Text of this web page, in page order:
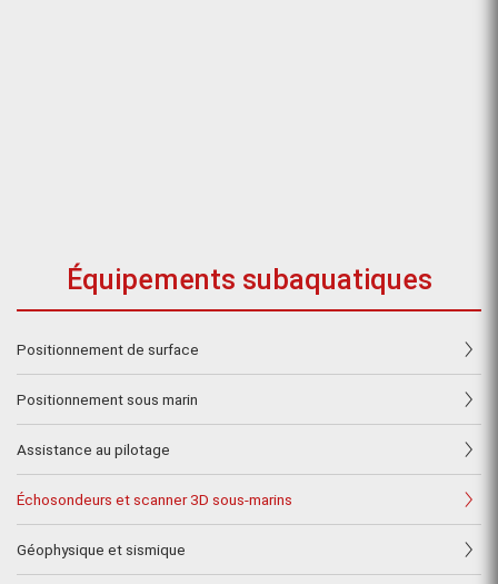
Équipements subaquatiques
Positionnement de surface
Positionnement sous marin
Assistance au pilotage
Échosondeurs et scanner 3D sous-marins
Géophysique et sismique